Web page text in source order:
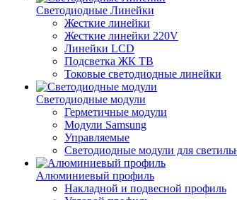
Светодиодные Линейки
Жесткие линейки
Жесткие линейки 220V
Линейки LCD
Подсветка ЖК ТВ
Токовые светодиодные линейки
Светодиодные модули
Герметичные модули
Модули Samsung
Управляемые
Светодиодные модули для
Алюминиевый профиль
Накладной и подвесной профиль